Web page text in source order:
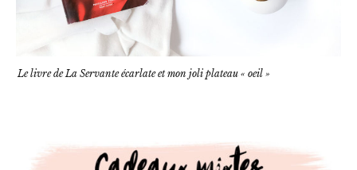
Le livre de La Servante écarlate et mon joli plateau « oeil »